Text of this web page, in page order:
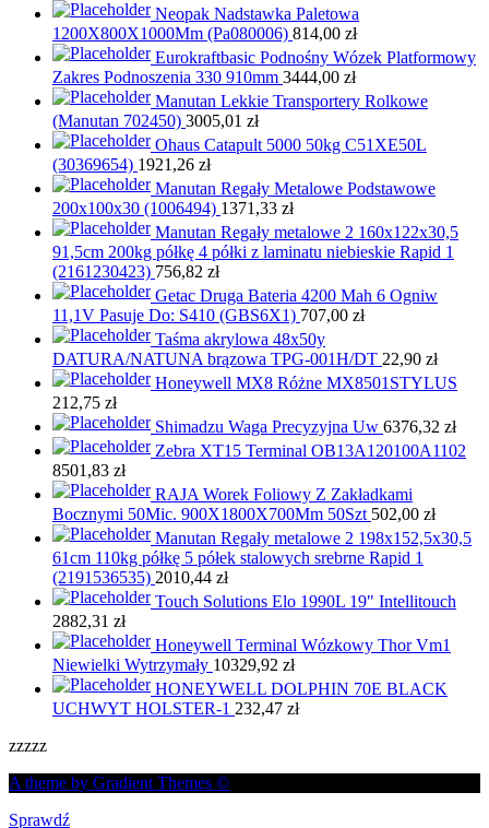
Neopak Nadstawka Paletowa
1200X800X1000Mm (Pa080006) 814,00 zł
Eurokraftbasic Podnośny Wózek Platformowy
Zakres Podnoszenia 330 910mm 3444,00 zł
Manutan Lekkie Transportery Rolkowe
(Manutan 702450) 3005,01 zł
Ohaus Catapult 5000 50kg C51XE50L
(30369654) 1921,26 zł
Manutan Regały Metalowe Podstawowe
200x100x30 (1006494) 1371,33 zł
Manutan Regały metalowe 2 160x122x30,5
91,5cm 200kg półkę 4 półki z laminatu niebieskie Rapid 1
(2161230423) 756,82 zł
Getac Druga Bateria 4200 Mah 6 Ogniw
11,1V Pasuje Do: S410 (GBS6X1) 707,00 zł
Taśma akrylowa 48x50y
DATURA/NATUNA brązowa TPG-001H/DT 22,90 zł
Honeywell MX8 Różne MX8501STYLUS
212,75 zł
Shimadzu Waga Precyzyjna Uw 6376,32 zł
Zebra XT15 Terminal OB13A120100A1102
8501,83 zł
RAJA Worek Foliowy Z Zakładkami
Bocznymi 50Mic. 900X1800X700Mm 50Szt 502,00 zł
Manutan Regały metalowe 2 198x152,5x30,5
61cm 110kg półkę 5 półek stalowych srebrne Rapid 1
(2191536535) 2010,44 zł
Touch Solutions Elo 1990L 19" Intellitouch
2882,31 zł
Honeywell Terminal Wózkowy Thor Vm1
Niewielki Wytrzymały 10329,92 zł
HONEYWELL DOLPHIN 70E BLACK
UCHWYT HOLSTER-1 232,47 zł
zzzzz
A theme by Gradient Themes ©
Sprawdź